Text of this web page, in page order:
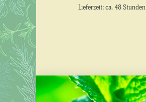
Lieferzeit: ca. 48 Stunden